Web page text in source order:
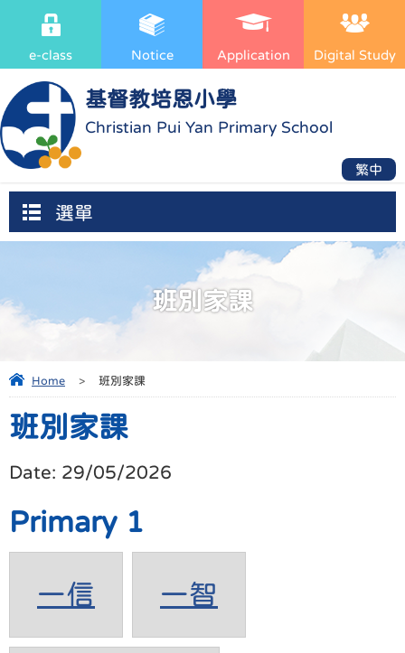
基督教培恩小學
Christian Pui Yan Primary School
e-class Notice Application Digital Study
繁中
選單
班別家課
Home > 班別家課
班別家課
Date: 29/05/2026
Primary 1
一信 一智